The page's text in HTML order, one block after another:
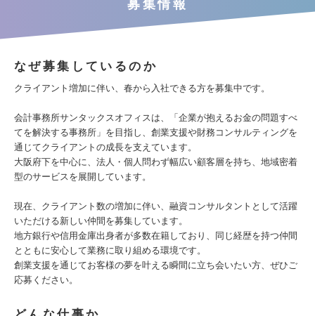
募集情報
なぜ募集しているのか
クライアント増加に伴い、春から入社できる方を募集中です。
会計事務所サンタックスオフィスは、「企業が抱えるお金の問題すべ
てを解決する事務所」を目指し、創業支援や財務コンサルティングを
通じてクライアントの成長を支えています。
大阪府下を中心に、法人・個人問わず幅広い顧客層を持ち、地域密着
型のサービスを展開しています。
現在、クライアント数の増加に伴い、融資コンサルタントとして活躍
いただける新しい仲間を募集しています。
地方銀行や信用金庫出身者が多数在籍しており、同じ経歴を持つ仲間
とともに安心して業務に取り組める環境です。
創業支援を通じてお客様の夢を叶える瞬間に立ち会いたい方、ぜひご
応募ください。